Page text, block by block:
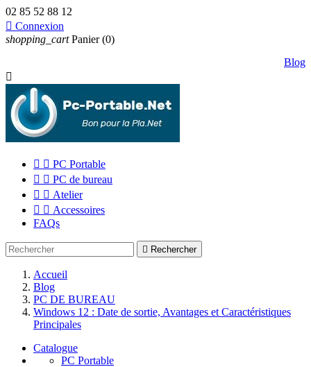
02 85 52 88 12
 Connexion
shopping_cart Panier (0)
Blog

  PC Portable
  PC de bureau
  Atelier
  Accessoires
FAQs
 Rechercher
Accueil
Blog
PC DE BUREAU
Windows 12 : Date de sortie, Avantages et Caractéristiques
Principales
Catalogue
PC Portable